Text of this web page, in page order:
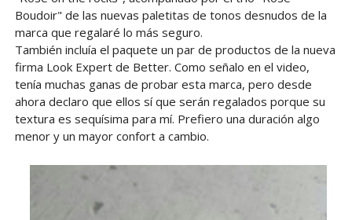
Boudoir" de las nuevas paletitas de tonos desnudos de la
marca que regalaré lo más seguro.
También incluía el paquete un par de productos de la nueva
firma Look Expert de Better. Como señalo en el video,
tenía muchas ganas de probar esta marca, pero desde
ahora declaro que ellos sí que serán regalados porque su
textura es sequísima para mí. Prefiero una duración algo
menor y un mayor confort a cambio.